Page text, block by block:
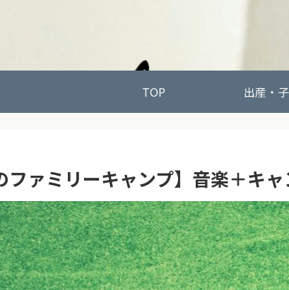
TOP 出産・
ファミリーキャンプ】音楽＋キ